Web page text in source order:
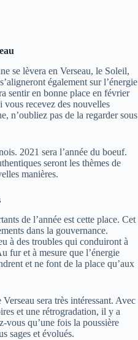
se lèvera en Verseau, le Soleil,
également sur l’énergie
sentir en bonne place en février
vous recevez des nouvelles
n’oubliez pas de la regarder sous
2021 sera l’année du boeuf.
seront les thèmes de
manières.
de l’année est cette place. Cet
dans la gouvernance.
à des troubles qui conduiront à
fur et à mesure que l’énergie
et ne font de la place qu’aux
sera très intéressant. Avec
et une rétrogradation, il y a
vous qu’une fois la poussière
sages et évolués.